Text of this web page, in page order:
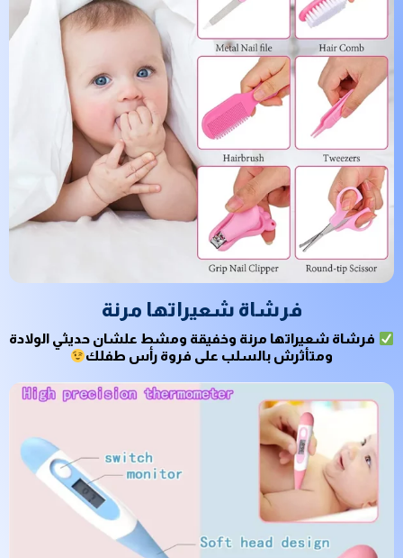
فرشاة شعيراتها مرنة
فرشاة شعيراتها مرنة وخفيقة ومشط علشان حديثي الولادة
ومتأثرش بالسلب على فروة رأس طفلك